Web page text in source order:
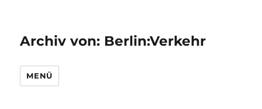
Archiv von: Berlin:Verkehr
MENÜ